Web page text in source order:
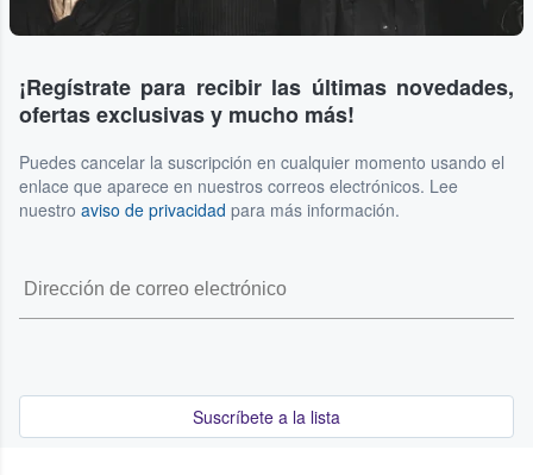
¡Regístrate para recibir las últimas novedades,
ofertas exclusivas y mucho más!
Puedes cancelar la suscripción en cualquier momento usando el
enlace que aparece en nuestros correos electrónicos. Lee
nuestro aviso de privacidad para más información.
Suscríbete a la lista